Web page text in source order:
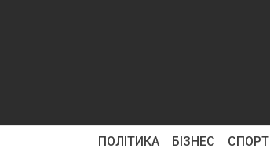
ПОЛІТИКА БІЗНЕС СПОРТ